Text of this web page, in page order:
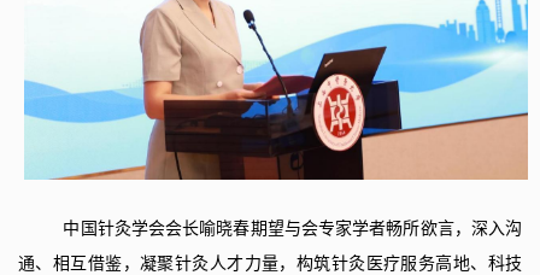
中国针灸学会会长喻晓春期望与会专家学者畅所欲言，深入沟
通、相互借鉴，凝聚针灸人才力量，构筑针灸医疗服务高地、科技